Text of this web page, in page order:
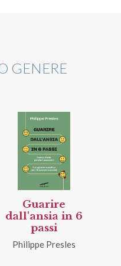
GENERE
Guarire
dall'ansia in 6
passi
Philippe Presles